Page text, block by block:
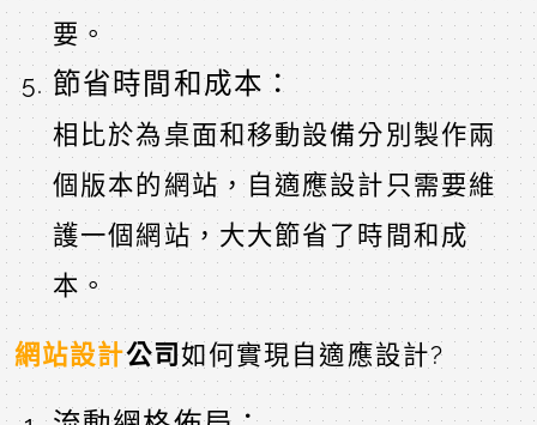
要。
節省時間和成本：
相比於為桌面和移動設備分別製作兩
個版本的網站，自適應設計只需要維
護一個網站，大大節省了時間和成
本。
網站設計公司如何實現自適應設計?